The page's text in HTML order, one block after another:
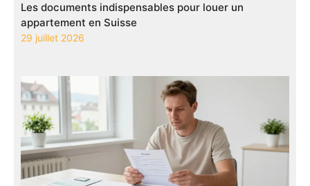
Les documents indispensables pour louer un
appartement en Suisse
29 juillet 2026